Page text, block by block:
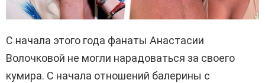
С начала этого года фанаты Анастасии
Волочковой не могли нарадоваться за своего
кумира. С начала отношений балерины с